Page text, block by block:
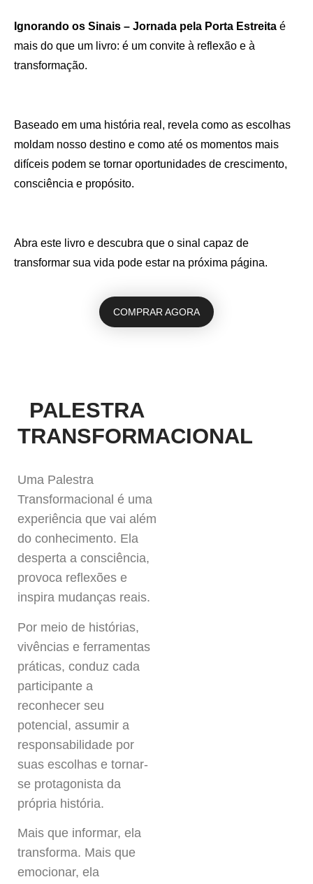
Ignorando os Sinais – Jornada pela Porta Estreita é
mais do que um livro: é um convite à reflexão e à
transformação.
Baseado em uma história real, revela como as escolhas
moldam nosso destino e como até os momentos mais
difíceis podem se tornar oportunidades de crescimento,
consciência e propósito.
Abra este livro e descubra que o sinal capaz de
transformar sua vida pode estar na próxima página.
COMPRAR AGORA
PALESTRA
TRANSFORMACIONAL
Uma Palestra
Transformacional é uma
experiência que vai além
do conhecimento. Ela
desperta a consciência,
provoca reflexões e
inspira mudanças reais.
Por meio de histórias,
vivências e ferramentas
práticas, conduz cada
participante a
reconhecer seu
potencial, assumir a
responsabilidade por
suas escolhas e tornar-
se protagonista da
própria história.
Mais que informar, ela
transforma. Mais que
emocionar, ela